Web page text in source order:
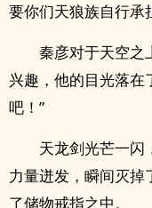
要你们天狼族自行承
秦彦对于天空之
兴趣，他的目光落在
吧！”
天龙剑光芒一闪
力量迸发，瞬间灭掉
了储物戒指之中。